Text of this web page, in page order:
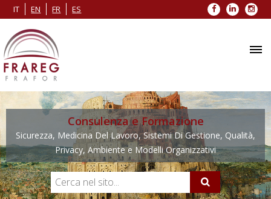
IT EN FR ES Facebook
LinkedIn
Consulenza e Formazione
Sicurezza, Medicina Del Lavoro, Sistemi Di Gestione, Qualità,
Privacy, Ambiente e Modelli Organizzativi